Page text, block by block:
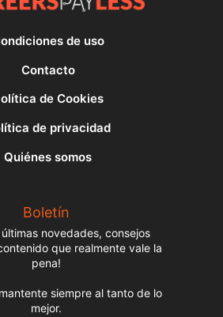
de uso
Contacto
de Cookies
de privacidad
Quiénes somos
Boletín
últimas novedades, consejos
que realmente vale la
pena!
siempre al tanto de lo
mejor.